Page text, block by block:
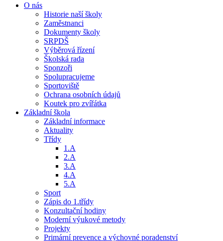
O nás
Historie naší školy
Zaměstnanci
Dokumenty školy
SRPDŠ
Výběrová řízení
Školská rada
Sponzoři
Spolupracujeme
Sportoviště
Ochrana osobních údajů
Koutek pro zvířátka
Základní škola
Základní informace
Aktuality
Třídy
1.A
2.A
3.A
4.A
5.A
Sport
Zápis do 1.třídy
Konzultační hodiny
Moderní výukové metody
Projekty
Primární prevence a výchovné poradenství